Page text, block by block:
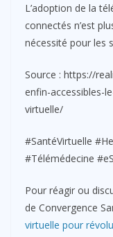
L’adoption de la
connectés n’est
nécessité pour les
Source : https://
enfin-accessibles-
virtuelle/
#SantéVirtuelle
#Télémédecine
Pour réagir ou
de Convergence
virtuelle pour